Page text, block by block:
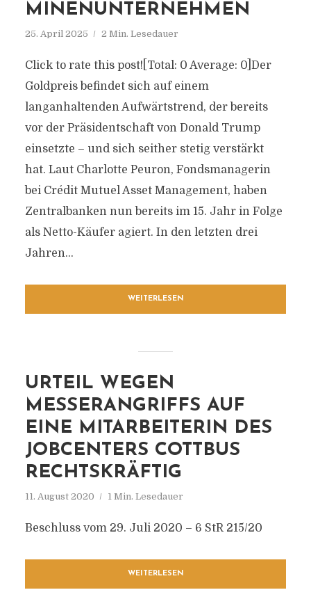
MINENUNTERNEHMEN
25. April 2025 2 Min. Lesedauer
Click to rate this post![Total: 0 Average: 0]Der
Goldpreis befindet sich auf einem
langanhaltenden Aufwärtstrend, der bereits
vor der Präsidentschaft von Donald Trump
einsetzte – und sich seither stetig verstärkt
hat. Laut Charlotte Peuron, Fondsmanagerin
bei Crédit Mutuel Asset Management, haben
Zentralbanken nun bereits im 15. Jahr in Folge
als Netto-Käufer agiert. In den letzten drei
Jahren...
WEITERLESEN
URTEIL WEGEN
MESSERANGRIFFS AUF
EINE MITARBEITERIN DES
JOBCENTERS COTTBUS
RECHTSKRÄFTIG
11. August 2020 1 Min. Lesedauer
Beschluss vom 29. Juli 2020 – 6 StR 215/20
WEITERLESEN